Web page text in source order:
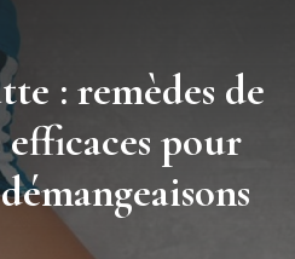
: remèdes de
pour